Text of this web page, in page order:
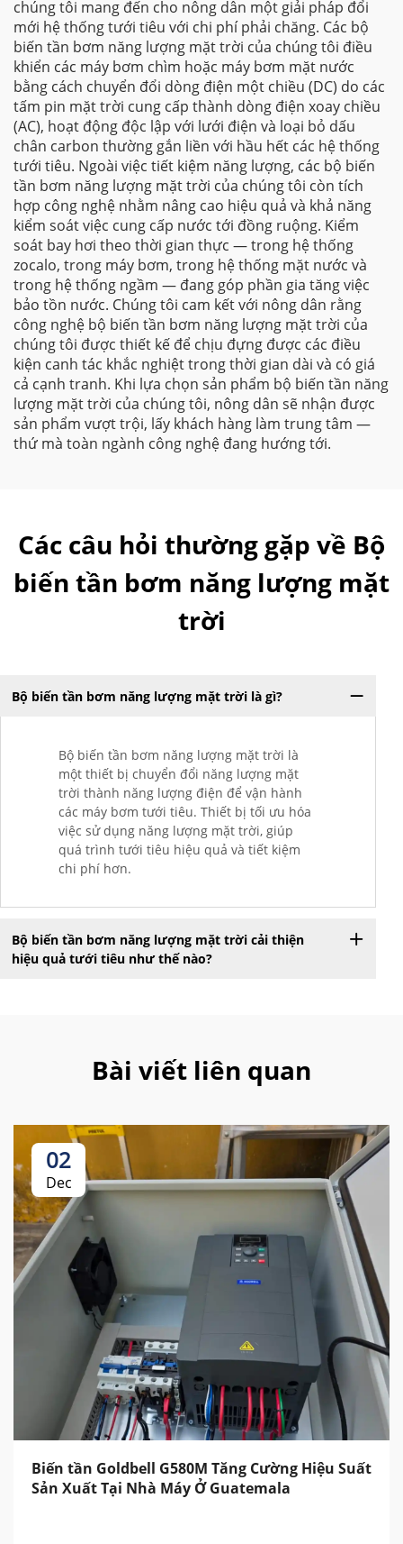
chúng tôi mang đến cho nông dân một giải pháp đổi
mới hệ thống tưới tiêu với chi phí phải chăng. Các bộ
biến tần bơm năng lượng mặt trời của chúng tôi điều
khiển các máy bơm chìm hoặc máy bơm mặt nước
bằng cách chuyển đổi dòng điện một chiều (DC) do các
tấm pin mặt trời cung cấp thành dòng điện xoay chiều
(AC), hoạt động độc lập với lưới điện và loại bỏ dấu
chân carbon thường gắn liền với hầu hết các hệ thống
tưới tiêu. Ngoài việc tiết kiệm năng lượng, các bộ biến
tần bơm năng lượng mặt trời của chúng tôi còn tích
hợp công nghệ nhằm nâng cao hiệu quả và khả năng
kiểm soát việc cung cấp nước tới đồng ruộng. Kiểm
soát bay hơi theo thời gian thực — trong hệ thống
zocalo, trong máy bơm, trong hệ thống mặt nước và
trong hệ thống ngầm — đang góp phần gia tăng việc
bảo tồn nước. Chúng tôi cam kết với nông dân rằng
công nghệ bộ biến tần bơm năng lượng mặt trời của
chúng tôi được thiết kế để chịu đựng được các điều
kiện canh tác khắc nghiệt trong thời gian dài và có giá
cả cạnh tranh. Khi lựa chọn sản phẩm bộ biến tần năng
lượng mặt trời của chúng tôi, nông dân sẽ nhận được
sản phẩm vượt trội, lấy khách hàng làm trung tâm —
thứ mà toàn ngành công nghệ đang hướng tới.
Các câu hỏi thường gặp về Bộ
biến tần bơm năng lượng mặt
trời
Bộ biến tần bơm năng lượng mặt trời là gì?
Bộ biến tần bơm năng lượng mặt trời là
một thiết bị chuyển đổi năng lượng mặt
trời thành năng lượng điện để vận hành
các máy bơm tưới tiêu. Thiết bị tối ưu hóa
việc sử dụng năng lượng mặt trời, giúp
quá trình tưới tiêu hiệu quả và tiết kiệm
chi phí hơn.
Bộ biến tần bơm năng lượng mặt trời cải thiện
hiệu quả tưới tiêu như thế nào?
Bài viết liên quan
02
Dec
Biến tần Goldbell G580M Tăng Cường Hiệu Suất
Sản Xuất Tại Nhà Máy Ở Guatemala